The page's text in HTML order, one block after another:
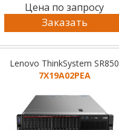
Цена по запросу
Заказать
Lenovo ThinkSystem SR850
7X19A02PEA